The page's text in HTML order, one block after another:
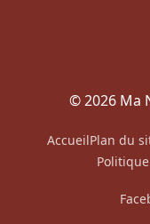
© 2026 Ma
AccueilPlan du